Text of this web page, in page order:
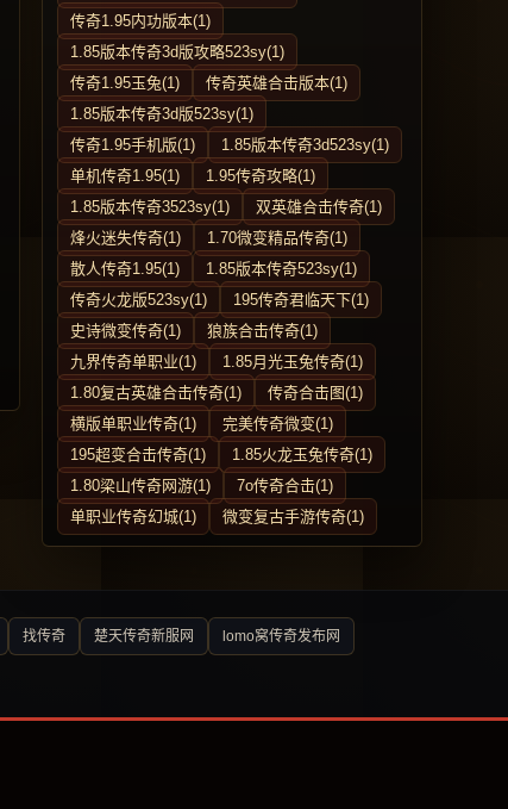
传奇1.95内功版本(1)
1.85版本传奇3d版攻略523sy(1)
传奇1.95玉兔(1)
传奇英雄合击版本(1)
1.85版本传奇3d版523sy(1)
传奇1.95手机版(1)
1.85版本传奇3d523sy(1)
单机传奇1.95(1)
1.95传奇攻略(1)
1.85版本传奇3523sy(1)
双英雄合击传奇(1)
烽火迷失传奇(1)
1.70微变精品传奇(1)
散人传奇1.95(1)
1.85版本传奇523sy(1)
传奇火龙版523sy(1)
195传奇君临天下(1)
史诗微变传奇(1)
狼族合击传奇(1)
九界传奇单职业(1)
1.85月光玉兔传奇(1)
1.80复古英雄合击传奇(1)
传奇合击图(1)
横版单职业传奇(1)
完美传奇微变(1)
195超变合击传奇(1)
1.85火龙玉兔传奇(1)
1.80梁山传奇网游(1)
7o传奇合击(1)
单职业传奇幻城(1)
微变复古手游传奇(1)
找传奇 楚天传奇新服网 lomo窝传奇发布网